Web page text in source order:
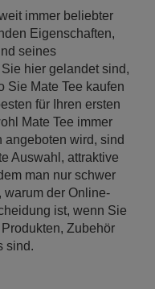
Mate Tee kaufen
für Ihren ersten
Mate Tee immer
angeboten wird, sind
Auswahl, attraktive
man nur schwer
warum der Online-
ist, wenn Sie
Zubehör
sind.